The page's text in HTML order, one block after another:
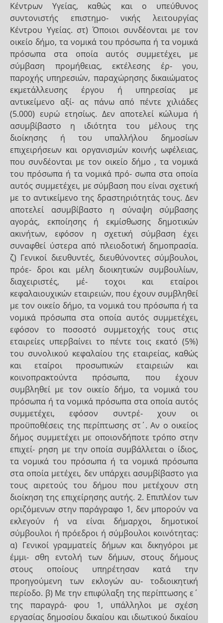
Κέντρων Υγείας, καθώς και ο υπεύθυνος
συντονιστής επιστημο- νικής λειτουργίας
Κέντρου Υγείας. στ) Όποιοι συνδέονται με τον
οικείο δήμο, τα νομικά του πρόσωπα ή τα νομικά
πρόσωπα στα οποία αυτός συμμετέχει, με
σύμβαση προμήθειας, εκτέλεσης έρ- γου,
παροχής υπηρεσιών, παραχώρησης δικαιώματος
εκμετάλλευσης έργου ή υπηρεσίας με
αντικείμενο αξί- ας πάνω από πέντε χιλιάδες
(5.000) ευρώ ετησίως. Δεν αποτελεί κώλυμα ή
ασυμβίβαστο η ιδιότητα του μέλους της
διοίκησης ή του υπαλλήλου δημοσίων
επιχειρήσεων και οργανισμών κοινής ωφέλειας,
που συνδέονται με τον οικείο δήμο , τα νομικά
του πρόσωπα ή τα νομικά πρό- σωπα στα οποία
αυτός συμμετέχει, με σύμβαση που είναι σχετική
με το αντικείμενο της δραστηριότητάς τους. Δεν
αποτελεί ασυμβίβαστο η σύναψη σύμβασης
αγοράς, εκποίησης ή εκμίσθωσης δημοτικών
ακινήτων, εφόσον η σχετική σύμβαση έχει
συναφθεί ύστερα από πλειοδοτική δημοπρασία.
ζ) Γενικοί διευθυντές, διευθύνοντες σύμβουλοι,
πρόε- δροι και μέλη διοικητικών συμβουλίων,
διαχειριστές, μέ- τοχοι και εταίροι
κεφαλαιουχικών εταιρειών, που έχουν συμβληθεί
με τον οικείο δήμο, τα νομικά του πρόσωπα ή τα
νομικά πρόσωπα στα οποία αυτός συμμετέχει,
εφόσον το ποσοστό συμμετοχής τους στις
εταιρείες υπερβαίνει το πέντε τοις εκατό (5%)
του συνολικού κεφαλαίου της εταιρείας, καθώς
και εταίροι προσωπικών εταιρειών και
κοινοπρακτούντα πρόσωπα, που έχουν
συμβληθεί με τον οικείο δήμο, τα νομικά του
πρόσωπα ή τα νομικά πρόσωπα στα οποία αυτός
συμμετέχει, εφόσον συντρέ- χουν οι
προϋποθέσεις της περίπτωσης στ΄. Αν ο οικείος
δήμος συμμετέχει με οποιονδήποτε τρόπο στην
επιχεί- ρηση με την οποία συμβάλλεται ο ίδιος,
τα νομικά του πρόσωπα ή τα νομικά πρόσωπα
στα οποία μετέχει, δεν υπάρχει ασυμβίβαστο για
τους αιρετούς του δήμου που μετέχουν στη
διοίκηση της επιχείρησης αυτής. 2. Επιπλέον των
οριζόμενων στην παράγραφο 1, δεν μπορούν να
εκλεγούν ή να είναι δήμαρχοι, δημοτικοί
σύμβουλοι ή πρόεδροι ή σύμβουλοι κοινότητας:
α) Γενικοί γραμματείς δήμων και δικηγόροι με
έμμι- σθη εντολή των δήμων, στους δήμους
στους οποίους υπηρέτησαν κατά την
προηγούμενη των εκλογών αυ- τοδιοικητική
περίοδο. β) Με την επιφύλαξη της περίπτωσης ε΄
της παραγρά- φου 1, υπάλληλοι με σχέση
εργασίας δημοσίου δικαίου και ιδιωτικού δικαίου